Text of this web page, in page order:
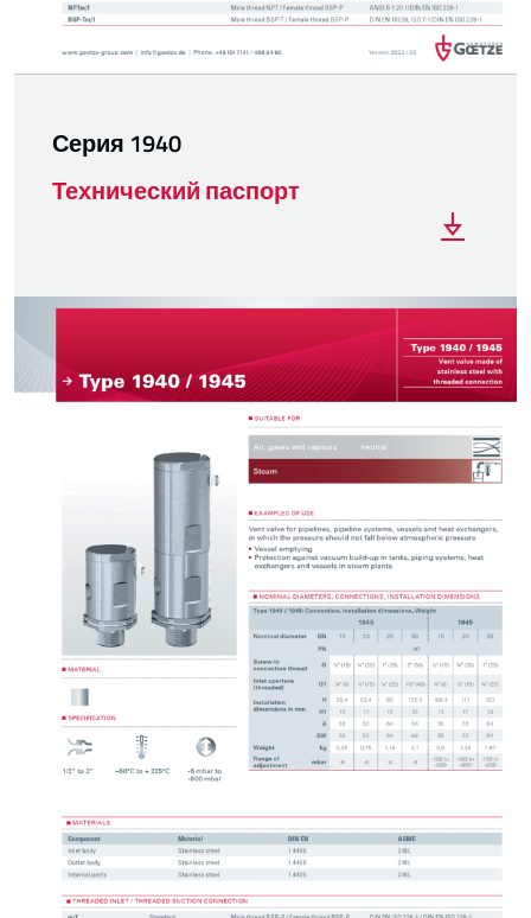
Серия 1940
Технический паспорт